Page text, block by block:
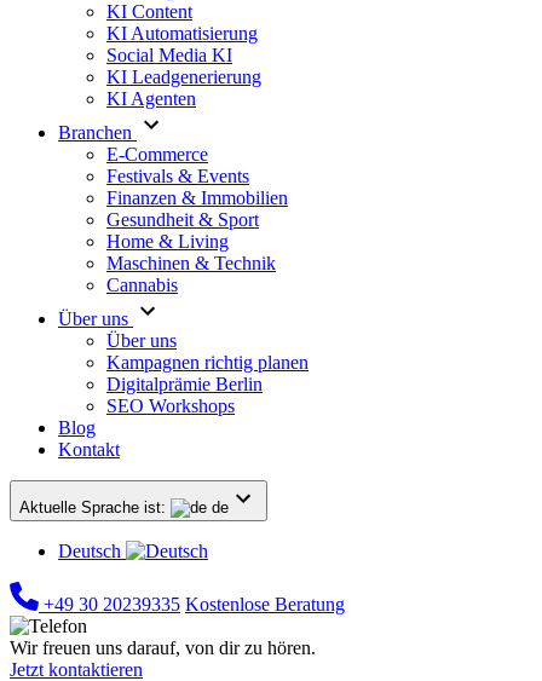
KI Content
KI Automatisierung
Social Media KI
KI Leadgenerierung
KI Agenten
Branchen
E-Commerce
Festivals & Events
Finanzen & Immobilien
Gesundheit & Sport
Home & Living
Maschinen & Technik
Cannabis
Über uns
Über uns
Kampagnen richtig planen
Digitalprämie Berlin
SEO Workshops
Blog
Kontakt
Aktuelle Sprache ist: de
Deutsch
+49 30 20239335 Kostenlose Beratung
Wir freuen uns darauf, von dir zu hören.
Jetzt kontaktieren